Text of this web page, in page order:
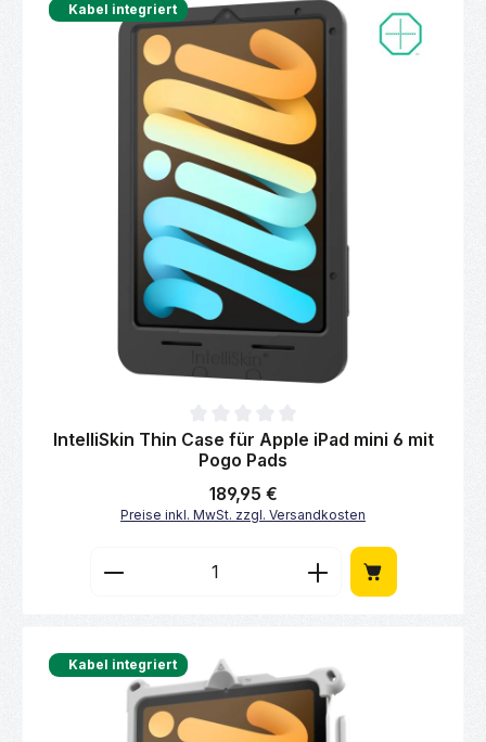
Kabel integriert
Durchschnittliche Bewertung von 0 von 5 Sternen
IntelliSkin Thin Case für Apple iPad mini 6 mit
Pogo Pads
Regulärer Preis:
189,95 €
Preise inkl. MwSt. zzgl. Versandkosten
Produkt Anzahl: Gib den gewünschten
Kabel integriert